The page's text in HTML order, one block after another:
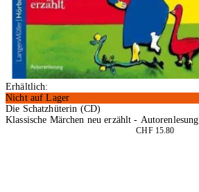
Erhältlich:
Nicht auf Lager
Die Schatzhüterin (CD)
Klassische Märchen neu erzählt - Autorenlesung
CHF 15.80